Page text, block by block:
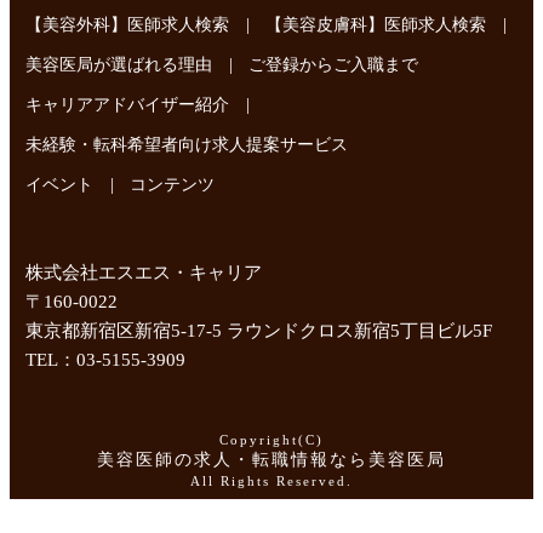
【美容外科】医師求人検索 | 【美容皮膚科】医師求人検索 |
美容医局が選ばれる理由 | ご登録からご入職まで
キャリアアドバイザー紹介 |
未経験・転科希望者向け求人提案サービス
イベント | コンテンツ
株式会社エスエス・キャリア
〒160-0022
東京都新宿区新宿5-17-5 ラウンドクロス新宿5丁目ビル5F
TEL：03-5155-3909
Copyright(C)
美容医師の求人・転職情報なら美容医局
All Rights Reserved.